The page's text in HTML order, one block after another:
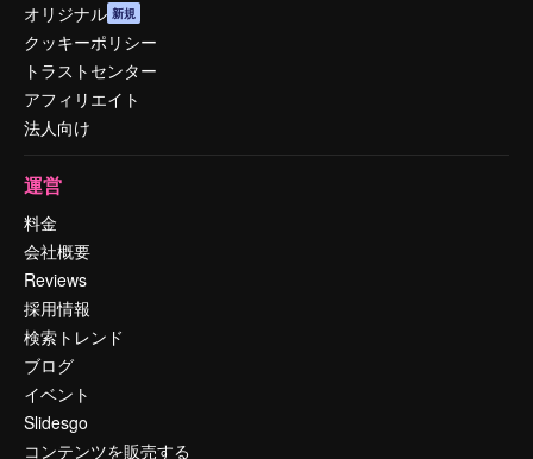
オリジナル 新規
クッキーポリシー
トラストセンター
アフィリエイト
法人向け
運営
料金
会社概要
Reviews
採用情報
検索トレンド
ブログ
イベント
Slidesgo
コンテンツを販売する